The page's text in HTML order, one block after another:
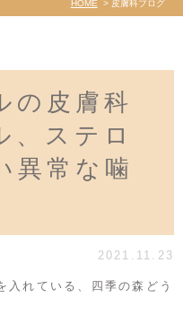
HOME 皮膚科ブログ
の皮膚科
、ステロ
異常な噛
2021.11.23
入れている、四季の森どう